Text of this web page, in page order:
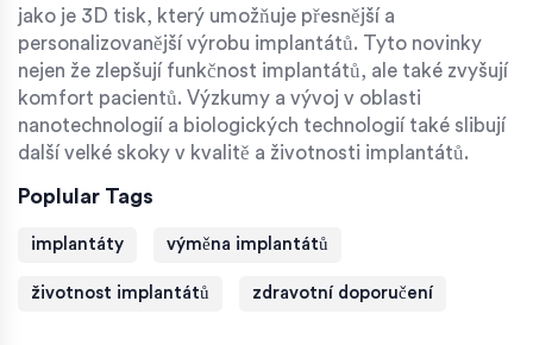
jako je 3D tisk, který umožňuje přesnější a
personalizovanější výrobu implantátů. Tyto novinky
nejen že zlepšují funkčnost implantátů, ale také zvyšují
komfort pacientů. Výzkumy a vývoj v oblasti
nanotechnologií a biologických technologií také slibují
další velké skoky v kvalitě a životnosti implantátů.
Poplular Tags
implantáty výměna implantátů
životnost implantátů zdravotní doporučení